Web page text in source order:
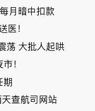
月暗中扣款
医！
荡 大批人起哄
！
期
查航司网站